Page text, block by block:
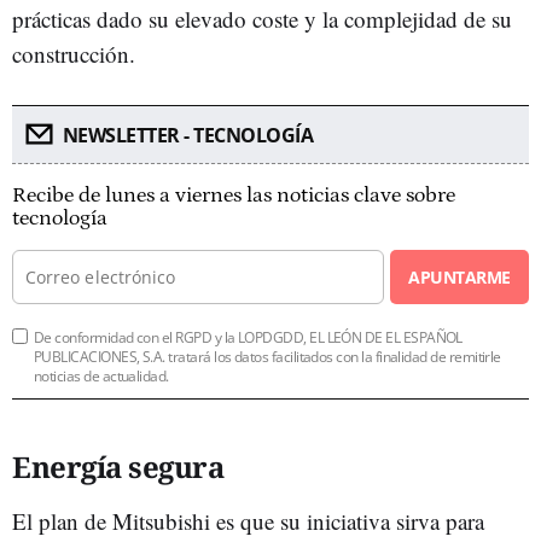
prácticas dado su elevado coste y la complejidad de su
construcción.
NEWSLETTER - TECNOLOGÍA
Recibe de lunes a viernes las noticias clave sobre
tecnología
APUNTARME
De conformidad con el RGPD y la LOPDGDD, EL LEÓN DE EL ESPAÑOL
PUBLICACIONES, S.A. tratará los datos facilitados con la finalidad de remitirle
noticias de actualidad.
Energía segura
El plan de Mitsubishi es que su iniciativa sirva para